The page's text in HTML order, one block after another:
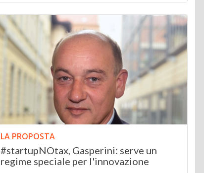
LA PROPOSTA
#startupNOtax, Gasperini: serve un
regime speciale per l'innovazione